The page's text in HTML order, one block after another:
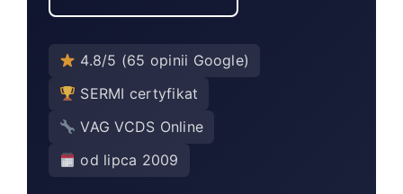
4.8/5 (65 opinii Google)
SERMI certyfikat
VAG VCDS Online
od lipca 2009